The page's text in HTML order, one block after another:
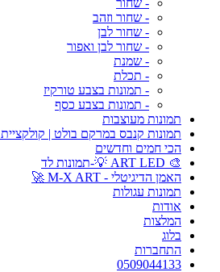
- שחור
- שחור וזהב
- שחור לבן
- שחור לבן ואפור
- שמנת
- תכלת
- תמונות בצבע טורקיז
- תמונות בצבע כסף
תמונות מעוצבות
תמונות קנבס במרקם בולט | קולקציית Art Touch
הכי חמים וחדשים
🎨 ART LED 💡-תמונות לד
האמן הדיגיטלי - M-X ART 🚀
תמונות עגולות
אודות
המלצות
בלוג
התחברות
0509044133